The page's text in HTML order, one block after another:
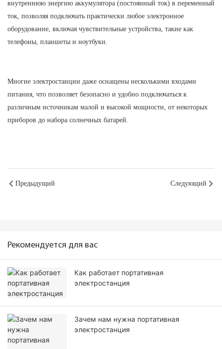
внутреннюю энергию аккумулятора (постоянный ток) в переменный
ток, позволяя подключать практически любое электронное
оборудование, включая чувствительные устройства, такие как
телефоны, планшеты и ноутбуки.
Многие электростанции даже оснащены несколькими входами
питания, что позволяет безопасно и удобно подключаться к
различным источникам малой и высокой мощности, от некоторых
приборов до набора солнечных батарей.
Предыдущий Следующий
Рекомендуется для вас
Как работает портативная
электростанция
Зачем нам нужна портативная
электростанция